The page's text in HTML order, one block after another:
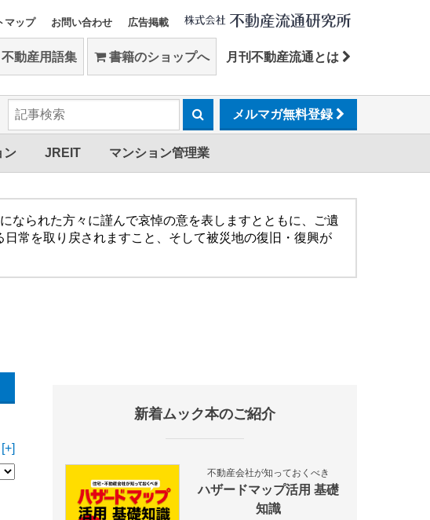
マップ お問い合わせ 広告掲載
不動産用語集 書籍のショップへ 月刊不動産流通とは
メルマガ無料登録
ン JREIT マンション管理業
なられた方々に謹んで哀悼の意を表しますとともに、ご遺
常を取り戻されますこと、そして被災地の復旧・復興が
施設
[+]
新着ムック本のご紹介
不動産会社が知っておくべき
ハザードマップ活用 基礎
知識